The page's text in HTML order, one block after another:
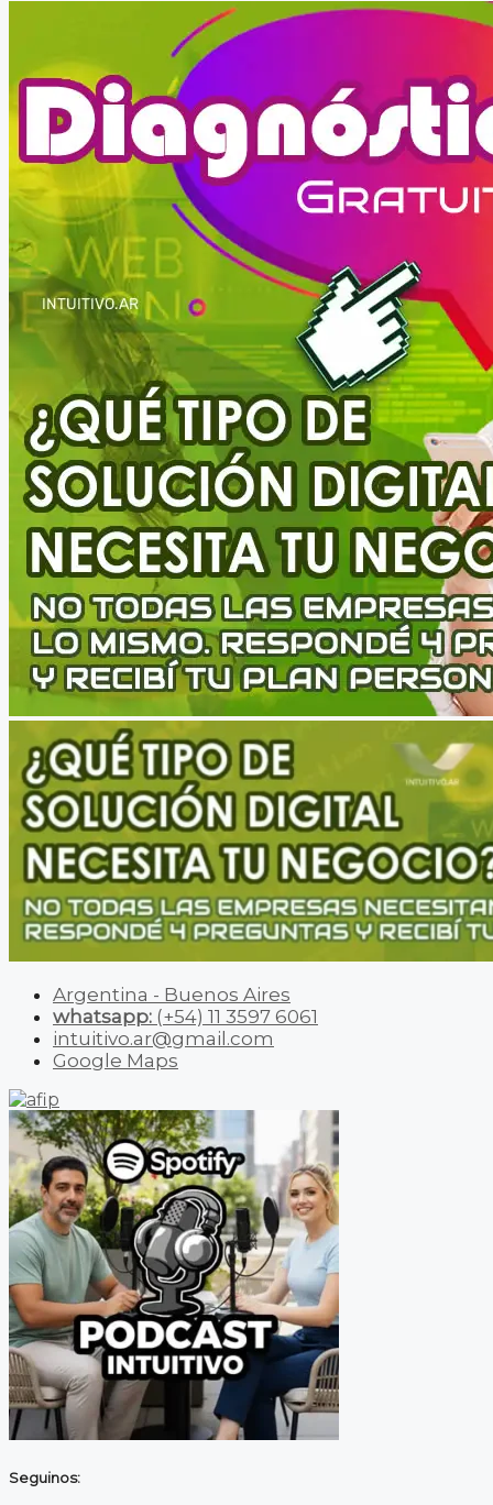
Argentina - Buenos Aires
whatsapp: (+54) 11 3597 6061
intuitivo.ar@gmail.com
Google Maps
Seguinos: